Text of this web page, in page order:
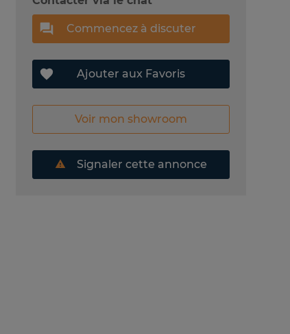
Commencez à discuter
Ajouter aux Favoris
Voir mon showroom
Signaler cette annonce